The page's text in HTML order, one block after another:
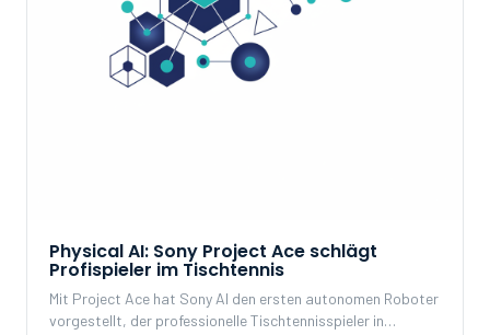
Physical AI: Sony Project Ace schlägt
Profispieler im Tischtennis
Mit Project Ace hat Sony AI den ersten autonomen Roboter
vorgestellt, der professionelle Tischtennisspieler in